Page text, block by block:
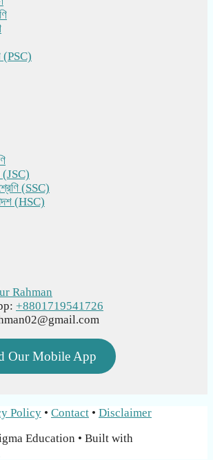
(PSC)
(JSC)
(SSC)
(HSC)
Rahman
+8801719541726
Our Mobile App
Policy • Contact • Disclaimer
Education • Built with